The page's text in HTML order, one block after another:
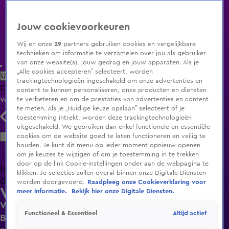
Uitzending Gemist Populaire programma's Zenders Genres
ClipsFilmsRadioSmart TV inlogShop
Volg KIJK
Zoeken
HomeUitzending Gemist Programma's De Bondgenoten
OranjezomerLivestreamsShop
Vandaag Inside Oranje Quiz
Vandaag Inside Oranje Quiz-deelnemer probeert
Bas Nijhuis om te kopen: ‘Nog zonnepanelen
Jouw cookievoorkeuren
Wij en onze29 partners gebruiken cookies en vergelijkbare
technieken om informatie te verzamelen over jou als gebruiker
van onze website(s), jouw gedrag en jouw apparaten. Als je
„Alle cookies accepteren” selecteert, worden
trackingtechnologieën ingeschakeld om onze advertenties en
content te kunnen personaliseren, onze producten en diensten
te verbeteren en om de prestaties van advertenties en content
te meten. Als je „Huidige keuze opslaan” selecteert of je
toestemming intrekt, worden deze trackingtechnologieën
uitgeschakeld. We gebruiken dan enkel functionele en essentiële
cookies om de website goed te laten functioneren en veilig te
houden. Je kunt dit menu op ieder moment opnieuw openen
om je keuzes te wijzigen of om je toestemming in te trekken
door op de link Cookie-instellingen onder aan de webpagina te
klikken. Je selecties zullen overal binnen onze Digitale Diensten
worden doorgevoerd.
Raadpleeg onze Cookieverklaring voor
meer informatie.
Bekijk hier onze Digitale Diensten.
Functioneel & Essentieel Altijd actief